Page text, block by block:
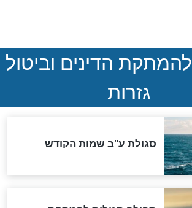
החשאי של טראמפ
ואיראן: בלי שקיפות ועם הרבה
סימני שאלה
האבוד שנחשף
מוסקבה: כתב היד
של הרשב"ם התגלה